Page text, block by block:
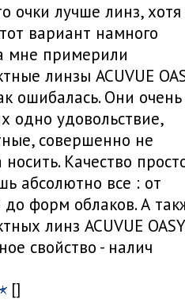
очки лучше линз,
вариант намного
мне примерили
линзы ACUVUE
ошибалась. Они очень
одно удовольствие,
совершенно не
Качество
абсолютно все : от
до форм облаков. А
линз ACUVUE
свойство - налич
[]